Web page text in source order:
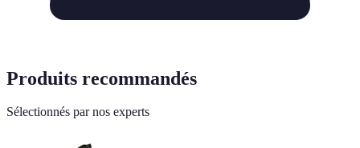
Produits recommandés
Sélectionnés par nos experts